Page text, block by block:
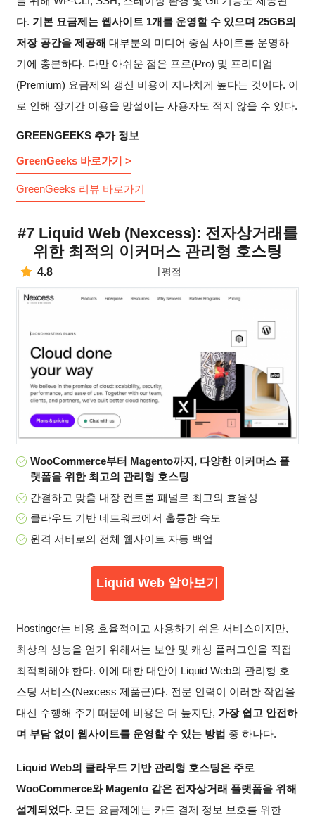
다. 기본 요금제는 웹사이트 1개를 운영할 수 있으며 25GB의
저장 공간을 제공해 대부분의 미디어 중심 사이트를 운영하
기에 충분하다. 다만 아쉬운 점은 프로(Pro) 및 프리미엄
(Premium) 요금제의 갱신 비용이 지나치게 높다는 것이다. 이
로 인해 장기간 이용을 망설이는 사용자도 적지 않을 수 있다.
GREENGEEKS 추가 정보
GreenGeeks 바로가기 >
GreenGeeks 리뷰 바로가기
#7 Liquid Web (Nexcess): 전자상거래를
위한 최적의 이커머스 관리형 호스팅
4.8 평점
WooCommerce부터 Magento까지, 다양한 이커머스 플
랫폼을 위한 최고의 관리형 호스팅
간결하고 맞춤 내장 컨트롤 패널로 최고의 효율성
클라우드 기반 네트워크에서 훌륭한 속도
원격 서버로의 전체 웹사이트 자동 백업
Liquid Web 알아보기
Hostinger는 비용 효율적이고 사용하기 쉬운 서비스이지만,
최상의 성능을 얻기 위해서는 보안 및 캐싱 플러그인을 직접
최적화해야 한다. 이에 대한 대안이 Liquid Web의 관리형 호
스팅 서비스(Nexcess 제품군)다. 전문 인력이 이러한 작업을
대신 수행해 주기 때문에 비용은 더 높지만, 가장 쉽고 안전하
며 부담 없이 웹사이트를 운영할 수 있는 방법 중 하나다.
Liquid Web의 클라우드 기반 관리형 호스팅은 주로
WooCommerce와 Magento 같은 전자상거래 플랫폼을 위해
설계되었다. 모든 요금제에는 카드 결제 정보 보호를 위한